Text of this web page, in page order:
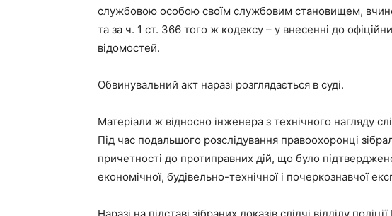
службовою особою своїм службовим становищем,
та за ч. 1 ст. 366 того ж кодексу – у внесенні до
відомостей.
Обвинувальний акт наразі розглядається в суді.
Матеріали ж відносно інженера з технічного нагляду
Під час подальшого розслідування правоохоронці
причетності до протиправних дій, що було
економічної, будівельно-технічної і почеркознавчої